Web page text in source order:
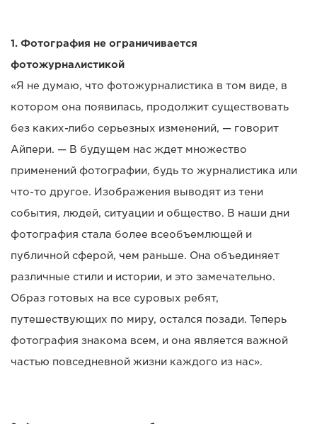
1. Фотография не ограничивается
фотожурналистикой
«Я не думаю, что фотожурналистика в том виде, в
котором она появилась, продолжит существовать
без каких-либо серьезных изменений, — говорит
Айпери. — В будущем нас ждет множество
применений фотографии, будь то журналистика или
что-то другое. Изображения выводят из тени
события, людей, ситуации и общество. В наши дни
фотография стала более всеобъемлющей и
публичной сферой, чем раньше. Она объединяет
различные стили и истории, и это замечательно.
Образ готовых на все суровых ребят,
путешествующих по миру, остался позади. Теперь
фотография знакома всем, и она является важной
частью повседневной жизни каждого из нас».